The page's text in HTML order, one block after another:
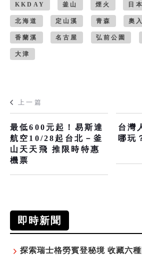
KKDAY 釜山 煙火 日本
北海道 定山溪 青森 奧
香蘭溪 名古屋 弘前公園
大津
上一篇
最低600元起！易斯達
航空10/28起台北－釜
山天天飛 推限時特惠
機票
台灣
哪玩
即時新聞